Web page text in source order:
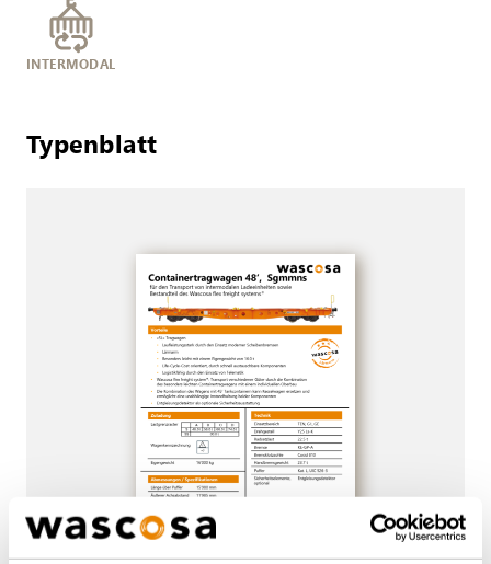
INTERMODAL
Typenblatt